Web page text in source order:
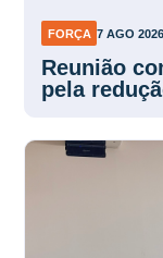
FORÇA 7 AGO 2026
Reunião
pela